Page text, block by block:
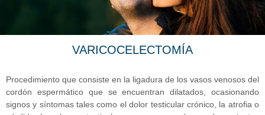
VARICOCELECTOMÍA
Procedimiento que consiste en la ligadura de los vasos venosos del
cordón espermático que se encuentran dilatados, ocasionando
signos y síntomas tales como el dolor testicular crónico, la atrofia o